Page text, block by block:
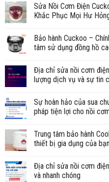
Sửa Nồi Cơm Điện
Khắc Phục Mọi Hư
Bảo hành Cuckoo –
tâm sử dụng đồng hồ
Địa chỉ sửa nồi cơm
lượng dịch vụ và sự tin
Sự hoàn hảo của sua
pháp tiện lợi cho nồi
Trung tâm bảo hành
thiết bị gia dụng của bạn
Địa chỉ sửa nồi cơm
và nhanh chóng